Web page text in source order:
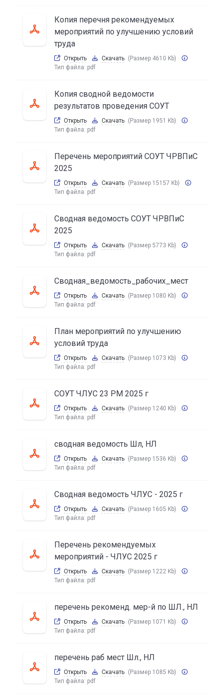
Копия перечня рекомендуемых
мероприятий по улучшению условий
труда
Открыть Скачать (Размер 4610 Kb)
Тип файла: pdf
Копия сводной ведомости
результатов проведения СОУТ
Открыть Скачать (Размер 1951 Kb)
Тип файла: pdf
Перечень мероприятий СОУТ ЧРВПиС
2025
Открыть Скачать (Размер 15157 Kb)
Тип файла: pdf
Сводная ведомость СОУТ ЧРВПиС
2025
Открыть Скачать (Размер 5773 Kb)
Тип файла: pdf
Сводная_ведомость_рабочих_мест
Открыть Скачать (Размер 1080 Kb)
Тип файла: pdf
План мероприятий по улучшению
условий труда
Открыть Скачать (Размер 1073 Kb)
Тип файла: pdf
СОУТ ЧЛУС 23 РМ 2025 г
Открыть Скачать (Размер 1240 Kb)
Тип файла: pdf
сводная ведомость Шл, НЛ
Открыть Скачать (Размер 1536 Kb)
Тип файла: pdf
Сводная ведомость ЧЛУС - 2025 г
Открыть Скачать (Размер 1605 Kb)
Тип файла: pdf
Перечень рекомендуемых
мероприятий - ЧЛУС 2025 г
Открыть Скачать (Размер 1222 Kb)
Тип файла: pdf
перечень рекоменд. мер-й по ШЛ., НЛ
Открыть Скачать (Размер 1071 Kb)
Тип файла: pdf
перечень раб мест Шл., НЛ
Открыть Скачать (Размер 1085 Kb)
Тип файла: pdf